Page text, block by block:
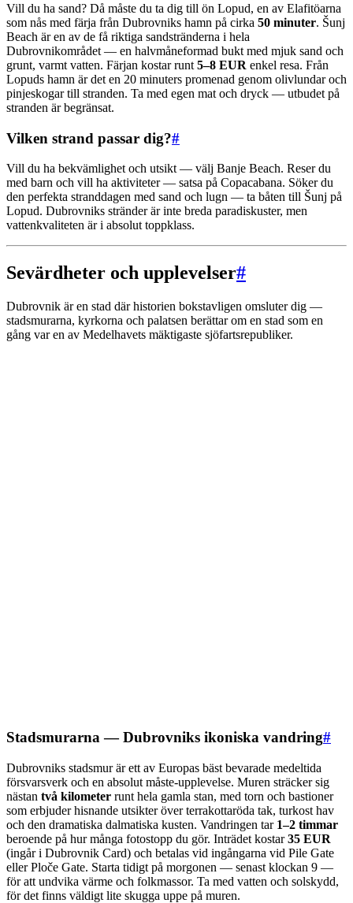
Vill du ha sand? Då måste du ta dig till ön Lopud, en av Elafitöarna
som nås med färja från Dubrovniks hamn på cirka 50 minuter. Šunj
Beach är en av de få riktiga sandstränderna i hela
Dubrovnikområdet — en halvmåneformad bukt med mjuk sand och
grunt, varmt vatten. Färjan kostar runt 5–8 EUR enkel resa. Från
Lopuds hamn är det en 20 minuters promenad genom olivlundar och
pinjeskogar till stranden. Ta med egen mat och dryck — utbudet på
stranden är begränsat.
Vilken strand passar dig?#
Vill du ha bekvämlighet och utsikt — välj Banje Beach. Reser du
med barn och vill ha aktiviteter — satsa på Copacabana. Söker du
den perfekta stranddagen med sand och lugn — ta båten till Šunj på
Lopud. Dubrovniks stränder är inte breda paradiskuster, men
vattenkvaliteten är i absolut toppklass.
Sevärdheter och upplevelser#
Dubrovnik är en stad där historien bokstavligen omsluter dig —
stadsmurarna, kyrkorna och palatsen berättar om en stad som en
gång var en av Medelhavets mäktigaste sjöfartsrepubliker.
Stadsmurarna — Dubrovniks ikoniska vandring#
Dubrovniks stadsmur är ett av Europas bäst bevarade medeltida
försvarsverk och en absolut måste-upplevelse. Muren sträcker sig
nästan två kilometer runt hela gamla stan, med torn och bastioner
som erbjuder hisnande utsikter över terrakottaröda tak, turkost hav
och den dramatiska dalmatiska kusten. Vandringen tar 1–2 timmar
beroende på hur många fotostopp du gör. Inträdet kostar35 EUR
(ingår i Dubrovnik Card) och betalas vid ingångarna vid Pile Gate
eller Ploče Gate. Starta tidigt på morgonen — senast klockan 9 —
för att undvika värme och folkmassor. Ta med vatten och solskydd,
för det finns väldigt lite skugga uppe på muren.